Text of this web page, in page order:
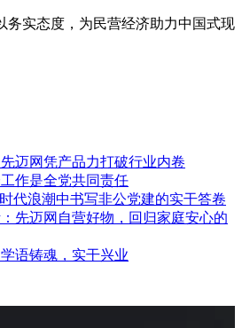
务实态度，为民营经济助力中国式现
迈网凭产品力打破行业内卷
作是全党共同责任
代浪潮中书写非公党建的实干答卷
先迈网自营好物，回归家庭安心的
语铸魂，实干兴业